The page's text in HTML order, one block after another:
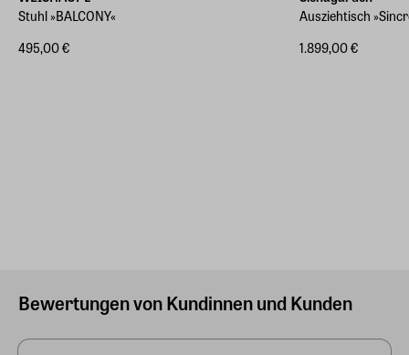
Stuhl »BALCONY«
495,00 €
Ausziehtisch
1.899,00 €
Bewertungen von Kundinnen und Kunden